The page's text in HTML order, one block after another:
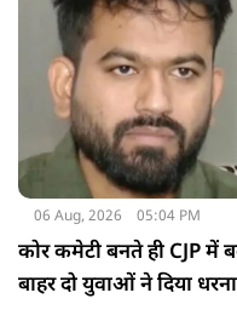
06 Aug, 2026 05:04 PM
कोर कमेटी बनते ही CJP
बाहर दो युवाओं ने दिया